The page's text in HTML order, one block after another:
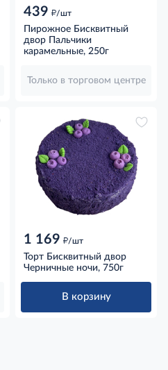
439 д/шт
Пирожное Бисквитный
двор Пальчики
карамельные, 250г
Только в торговом центре
1 169 д/шт
Торт Бисквитный двор
Черничные ночи, 750г
В корзину